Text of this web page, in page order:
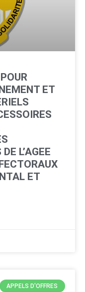
ET
L’AGEE
ET
APPELS D'OFFRES